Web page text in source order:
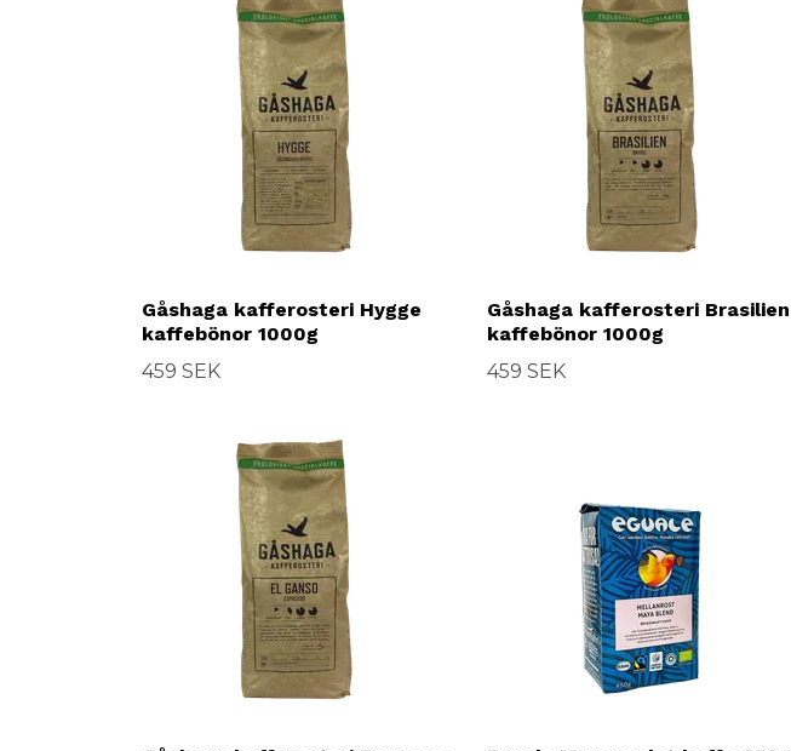
Gåshaga kafferosteri Hygge
kaffebönor 1000g
459 SEK
Gåshaga kafferosteri Brasilien
kaffebönor 1000g
459 SEK